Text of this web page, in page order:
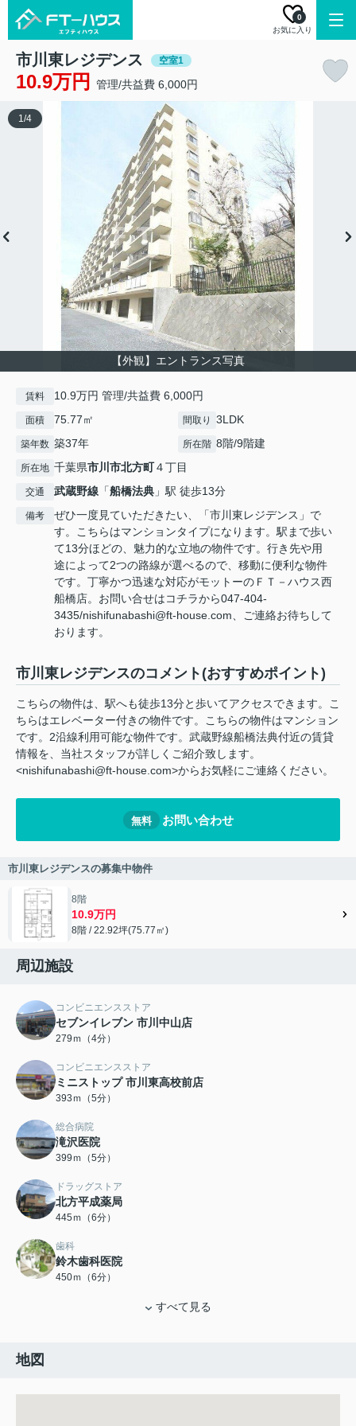
お気に入り
0
市川東レジデンス 空室1
10.9万円 管理/共益費 6,000円
【外観】エントランス写真
1/4
賃料 10.9万円 管理/共益費 6,000円
面積 75.77㎡ 間取り 3LDK
築年数 築37年 所在階 8階/9階建
所在地 千葉県市川市北方町４丁目
交通 武蔵野線 「船橋法典 」駅 徒歩13分
備考
ぜひ一度見ていただきたい、「市川東レジデンス」で
す。こちらはマンションタイプになります。駅まで歩い
て13分ほどの、魅力的な立地の物件です。行き先や用
途によって2つの路線が選べるので、移動に便利な物件
です。丁寧かつ迅速な対応がモットーのＦＴ－ハウス西
船橋店。お問い合せはコチラから047-404-
3435/nishifunabashi@ft-house.com、ご連絡お待ちして
おります。
市川東レジデンスのコメント(おすすめポイント)
こちらの物件は、駅へも徒歩13分と歩いてアクセスできます。こ
ちらはエレベーター付きの物件です。こちらの物件はマンション
です。2沿線利用可能な物件です。武蔵野線船橋法典付近の賃貸
情報を、当社スタッフが詳しくご紹介致します。
<nishifunabashi@ft-house.com>からお気軽にご連絡ください。
無料 お問い合わせ
市川東レジデンスの募集中物件
8階
10.9万円
8階 / 22.92坪(75.77㎡)
周辺施設
コンビニエンスストア
セブンイレブン 市川中山店
279ｍ（4分）
コンビニエンスストア
ミニストップ 市川東高校前店
393ｍ（5分）
総合病院
滝沢医院
399ｍ（5分）
ドラッグストア
北方平成薬局
445ｍ（6分）
歯科
鈴木歯科医院
450ｍ（6分）
すべて見る
地図